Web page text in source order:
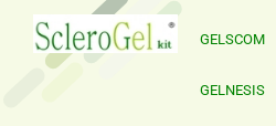
GELSCOM
GELNESIS